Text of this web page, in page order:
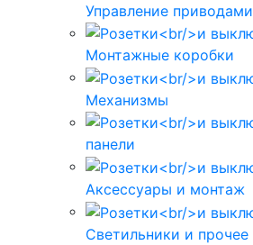
Управление приводами
Монтажные коробки
Механизмы
панели
Аксессуары и монтаж
Светильники и прочее